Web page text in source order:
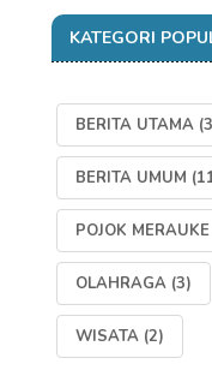
KATEGORI
BERITA UTAMA
BERITA UMUM
POJOK MERAUKE
OLAHRAGA (3)
WISATA (2)